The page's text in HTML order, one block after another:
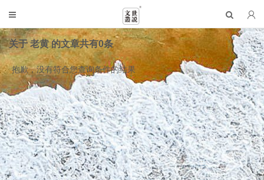
关于老黄的文章共有0条
抱歉，没有符合您查询条件的结果